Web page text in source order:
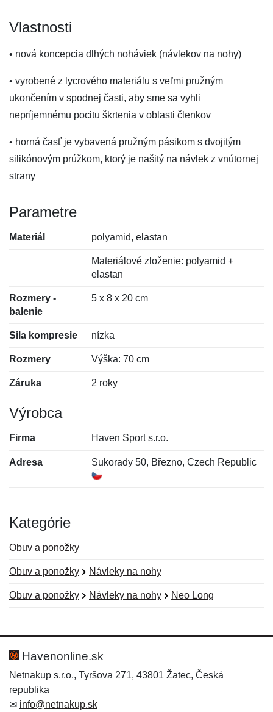
Vlastnosti
• nová koncepcia dlhých noháviek (návlekov na nohy)
• vyrobené z lycrového materiálu s veľmi pružným
ukončením v spodnej časti, aby sme sa vyhli
nepríjemnému pocitu škrtenia v oblasti členkov
• horná časť je vybavená pružným pásikom s dvojitým
silikónovým prúžkom, ktorý je našitý na návlek z vnútornej
strany
Parametre
Materiál polyamid, elastan
Materiálové zloženie: polyamid +
elastan
Rozmery -
balenie
5 x 8 x 20 cm
Sila kompresie nízka
Rozmery Výška: 70 cm
Záruka 2 roky
Výrobca
Firma Haven Sport s.r.o.
Adresa Sukorady 50, Březno, Czech Republic
Kategórie
Obuv a ponožky
Obuv a ponožky Návleky na nohy
Obuv a ponožky Návleky na nohy Neo Long
Hodnotenie:
Meno:*
Meno:
E-mail:*
Havenonline.sk
Netnakup s.r.o., Tyršova 271, 43801 Žatec, Česká
republika
✉ info@netnakup.sk